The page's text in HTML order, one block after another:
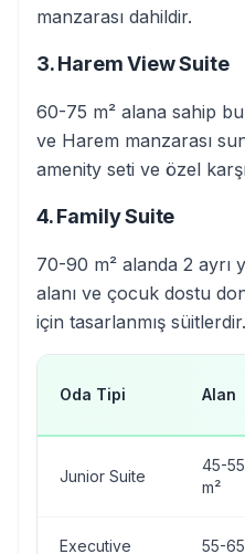
manzarası dahildir.
3. Harem View Suite
60-75 m² alana sahip
ve Harem manzarası
amenity seti ve özel
4. Family Suite
70-90 m² alanda 2 ayrı
alanı ve çocuk dostu
için tasarlanmış süitlerdir.
Oda Tipi Alan
Junior Suite
45-55
m²
Executive
55-65